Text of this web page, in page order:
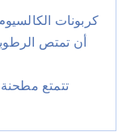
كربونات
أن تمتص
تتمتع